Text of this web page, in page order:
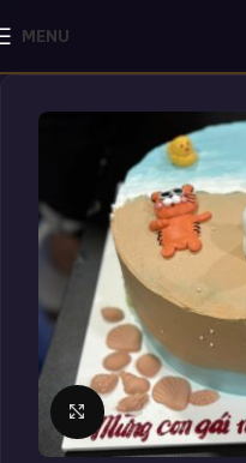
MENU
Click to enlarge